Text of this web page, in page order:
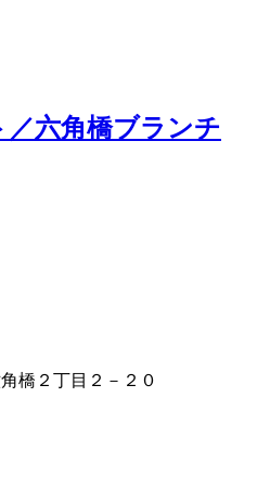
六角橋ブランチ
橋２丁目２－２０